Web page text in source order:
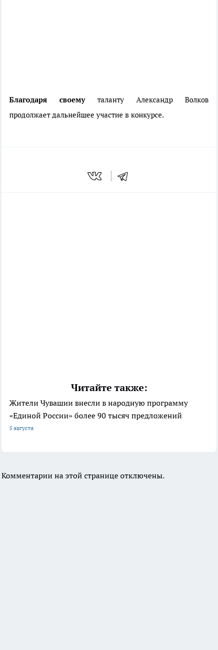
Благодаря своему таланту Александр Волков
продолжает дальнейшее участие в конкурсе.
Читайте также:
Жители Чувашии внесли в народную программу
«Единой России» более 90 тысяч предложений
5 августа
Комментарии на этой странице отключены.